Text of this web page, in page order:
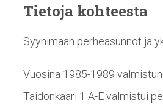
Tietoja kohteesta
Syynimaan perheasunnot ja
Vuosina 1985-1989
Taidonkaari 1 A-E valmistui